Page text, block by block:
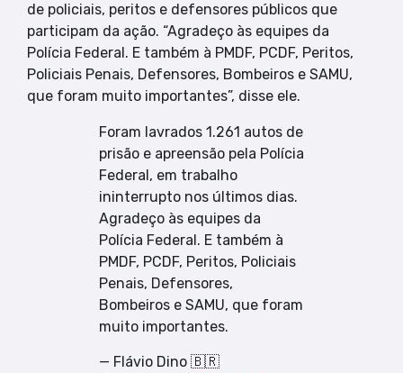
de policiais, peritos e defensores públicos que
participam da ação. “Agradeço às equipes da
Polícia Federal. E também à PMDF, PCDF, Peritos,
Policiais Penais, Defensores, Bombeiros e SAMU,
que foram muito importantes”, disse ele.
Foram lavrados 1.261 autos de
prisão e apreensão pela Polícia
Federal, em trabalho
ininterrupto nos últimos dias.
Agradeço às equipes da
Polícia Federal. E também à
PMDF, PCDF, Peritos, Policiais
Penais, Defensores,
Bombeiros e SAMU, que foram
muito importantes.
— Flávio Dino 🇧🇷